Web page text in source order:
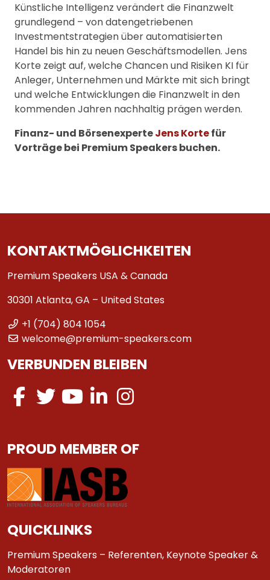
Künstliche Intelligenz verändert die Finanzwelt
grundlegend – von datengetriebenen
Investmentstrategien über automatisierten
Handel bis hin zu neuen Geschäftsmodellen. Jens
Korte zeigt auf, welche Chancen und Risiken KI für
Anleger, Unternehmen und Märkte mit sich bringt
und welche Entwicklungen die Finanzwelt in den
kommenden Jahren nachhaltig prägen werden.
Finanz- und BörsenexperteJens Kortefür
Vorträge bei Premium Speakers buchen.
KONTAKTMÖGLICHKEITEN
Premium Speakers USA & Canada
30301 Atlanta, GA – United States
+1 (704) 804 1054
welcome@premium-speakers.com
VERBUNDEN BLEIBEN
PROUD MEMBER OF
QUICKLINKS
Premium Speakers – Referenten, Keynote Speaker &
Moderatoren